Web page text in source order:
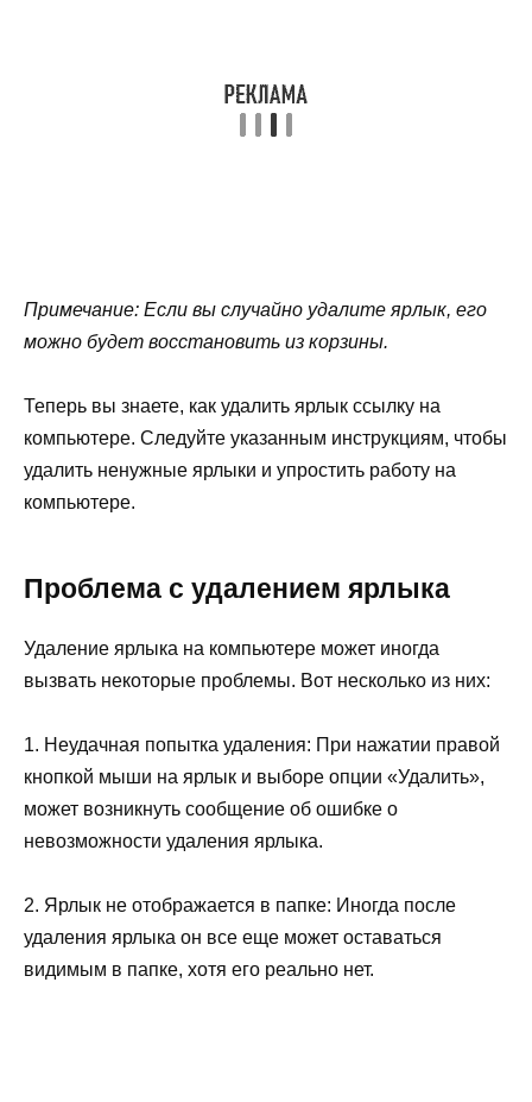
Примечание: Если вы случайно удалите ярлык, его
можно будет восстановить из корзины.
Теперь вы знаете, как удалить ярлык ссылку на
компьютере. Следуйте указанным инструкциям, чтобы
удалить ненужные ярлыки и упростить работу на
компьютере.
Проблема с удалением ярлыка
Удаление ярлыка на компьютере может иногда
вызвать некоторые проблемы. Вот несколько из них:
1. Неудачная попытка удаления: При нажатии правой
кнопкой мыши на ярлык и выборе опции «Удалить»,
может возникнуть сообщение об ошибке о
невозможности удаления ярлыка.
2. Ярлык не отображается в папке: Иногда после
удаления ярлыка он все еще может оставаться
видимым в папке, хотя его реально нет.